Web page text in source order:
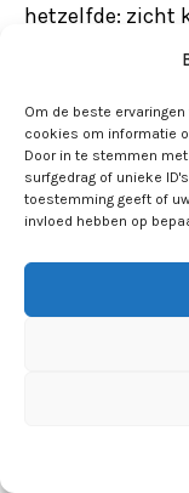
Om de beste
cookies om informatie
Door in te stemmen
surfgedrag of unieke
toestemming geeft of
invloed hebben op
hetzelfde: zicht
leerling op een
‘kansrijk leren’
verschillende
beschikbaar om
beeld te
curriculum
leerlingen met
curriculum en
school zelf aan